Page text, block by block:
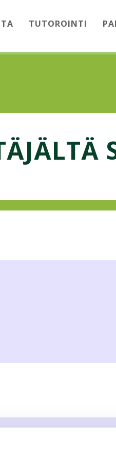
TUTOROINTI